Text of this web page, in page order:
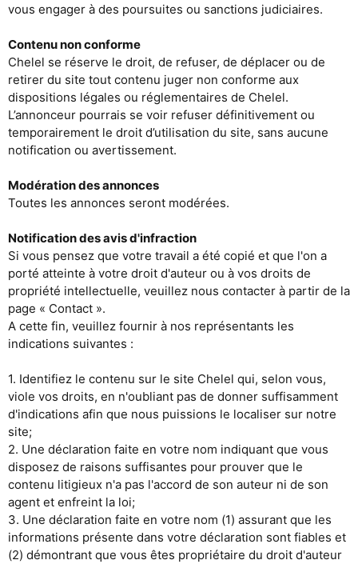
vous engager à des poursuites ou sanctions judiciaires.
Contenu non conforme
Chelel se réserve le droit, de refuser, de déplacer ou de
retirer du site tout contenu juger non conforme aux
dispositions légales ou réglementaires de Chelel.
L’annonceur pourrais se voir refuser définitivement ou
temporairement le droit d’utilisation du site, sans aucune
notification ou avertissement.
Modération des annonces
Toutes les annonces seront modérées.
Notification des avis d'infraction
Si vous pensez que votre travail a été copié et que l'on a
porté atteinte à votre droit d'auteur ou à vos droits de
propriété intellectuelle, veuillez nous contacter à partir de la
page « Contact ».
A cette fin, veuillez fournir à nos représentants les
indications suivantes :
1. Identifiez le contenu sur le site Chelel qui, selon vous,
viole vos droits, en n'oubliant pas de donner suffisamment
d'indications afin que nous puissions le localiser sur notre
site;
2. Une déclaration faite en votre nom indiquant que vous
disposez de raisons suffisantes pour prouver que le
contenu litigieux n'a pas l'accord de son auteur ni de son
agent et enfreint la loi;
3. Une déclaration faite en votre nom (1) assurant que les
informations présente dans votre déclaration sont fiables et
(2) démontrant que vous êtes propriétaire du droit d'auteur